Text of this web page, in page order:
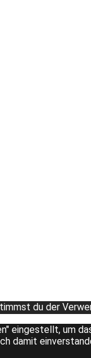
du der
eingestellt, um
damit